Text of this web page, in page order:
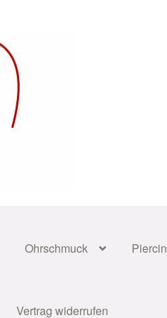
Ohrschmuck
Vertrag widerrufen